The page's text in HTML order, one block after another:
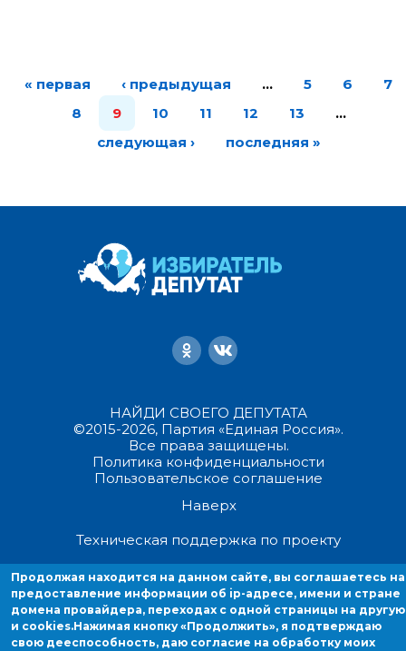
« первая ‹ предыдущая … 5 6
7
8
9 10 11 12 13
…
следующая ›
последняя »
НАЙДИ СВОЕГО ДЕПУТАТА
©2015-2026, Партия «Единая Россия».
Все права защищены.
Политика конфиденциальности
Пользовательское соглашение
Наверх
Техническая поддержка по проекту
Продолжая находиться на данном сайте, вы соглашаетесь на
предоставление информации об ip-адресе, имени и стране домена
провайдера, переходах с одной страницы на другую и cookies.
Продолжая находится на данном сайте, вы соглашаетесь на
предоставление информации об ip-адресе, имени и стране
домена провайдера, переходах с одной страницы на другую
и cookies.Нажимая кнопку «Продолжить», я подтверждаю
свою дееспособность, даю согласие на обработку моих